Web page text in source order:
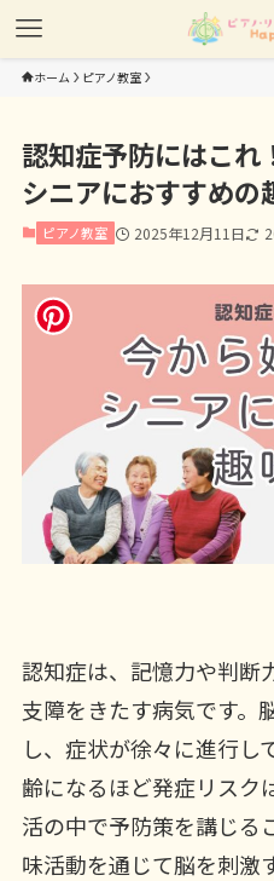
ホーム ピアノ教室
認知症予防にはこれ
シニアにおすすめの
ピアノ教室 2025年12月11日
認知症は、記憶力や判断
支障をきたす病気です。
し、症状が徐々に進行し
齢になるほど発症リスク
活の中で予防策を講じる
味活動を通じて脳を刺激